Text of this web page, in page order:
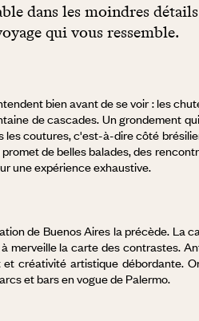
dans les moindres
qui vous ressemble.
bien avant de se voir : les
de cascades. Un grondement
coutures, c'est-à-dire côté
de belles balades, des
une expérience exhaustive.
de Buenos Aires la précède. La
merveille la carte des contrastes.
créativité artistique débordante.
et bars en vogue de Palermo.